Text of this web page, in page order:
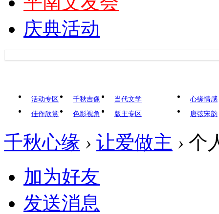
庆典活动
活动专区 千秋吉像
当代文学
佳作欣赏
色影视角 版主专区
心缘情感
唐弦宋韵
千秋心缘 › 让爱做主 › 个
加为好友
发送消息